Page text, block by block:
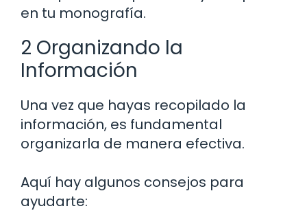
en tu monografía.
2 Organizando la
Información
Una vez que hayas recopilado la
información, es fundamental
organizarla de manera efectiva.
Aquí hay algunos consejos para
ayudarte: